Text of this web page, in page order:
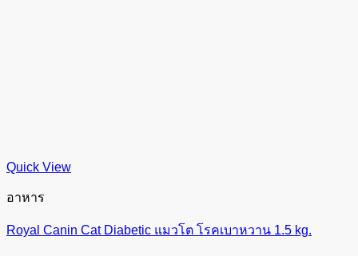
Quick View
อาหาร
Royal Canin Cat Diabetic แมวโต โรคเบาหวาน 1.5 kg.